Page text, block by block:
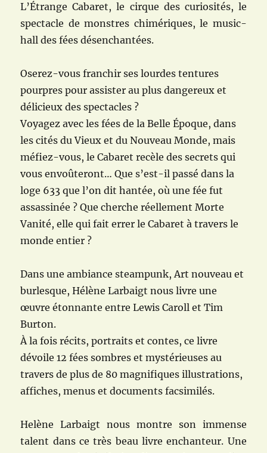
L’Étrange Cabaret, le cirque des curiosités, le
spectacle de monstres chimériques, le music-
hall des fées désenchantées.
Oserez-vous franchir ses lourdes tentures
pourpres pour assister au plus dangereux et
délicieux des spectacles ?
Voyagez avec les fées de la Belle Époque, dans
les cités du Vieux et du Nouveau Monde, mais
méfiez-vous, le Cabaret recèle des secrets qui
vous envoûteront… Que s’est-il passé dans la
loge 633 que l’on dit hantée, où une fée fut
assassinée ? Que cherche réellement Morte
Vanité, elle qui fait errer le Cabaret à travers le
monde entier ?
Dans une ambiance steampunk, Art nouveau et
burlesque, Hélène Larbaigt nous livre une
œuvre étonnante entre Lewis Caroll et Tim
Burton.
À la fois récits, portraits et contes, ce livre
dévoile 12 fées sombres et mystérieuses au
travers de plus de 80 magnifiques illustrations,
affiches, menus et documents facsimilés.
Helène Larbaigt nous montre son immense
talent dans ce très beau livre enchanteur. Une